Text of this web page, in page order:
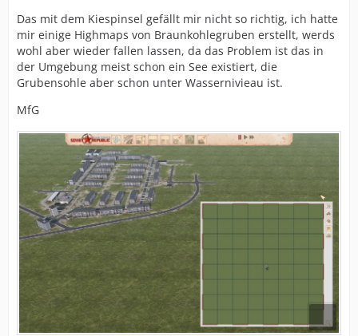
Das mit dem Kiespinsel gefällt mir nicht so richtig, ich hatte
mir einige Highmaps von Braunkohlegruben erstellt, werds
wohl aber wieder fallen lassen, da das Problem ist das in
der Umgebung meist schon ein See existiert, die
Grubensohle aber schon unter Wassernivieau ist.
MfG